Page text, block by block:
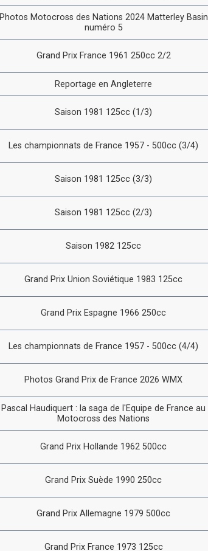
Photos Motocross des Nations 2024 Matterley Basin
numéro 5
Grand Prix France 1961 250cc 2/2
Reportage en Angleterre
Saison 1981 125cc (1/3)
Les championnats de France 1957 - 500cc (3/4)
Saison 1981 125cc (3/3)
Saison 1981 125cc (2/3)
Saison 1982 125cc
Grand Prix Union Soviétique 1983 125cc
Grand Prix Espagne 1966 250cc
Les championnats de France 1957 - 500cc (4/4)
Photos Grand Prix de France 2026 WMX
Pascal Haudiquert : la saga de l'Equipe de France au
Motocross des Nations
Grand Prix Hollande 1962 500cc
Grand Prix Suède 1990 250cc
Grand Prix Allemagne 1979 500cc
Grand Prix France 1973 125cc